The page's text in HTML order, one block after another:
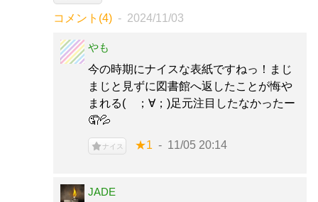
コメント(4) 2024/11/03
やも
今の時期にナイスな表紙ですねっ！まじ
まじと見ずに図書館へ返したことが悔や
まれる( ；∀；)足元注目したなかったー
🤦💦
ナイス ★1 11/05 20:14
JADE